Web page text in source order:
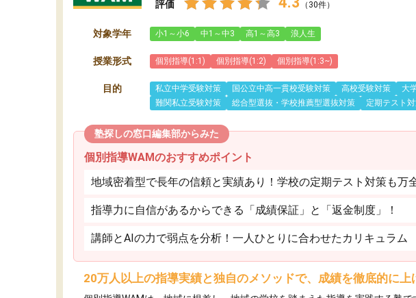
評価 （30件）
対象学年 小1～小6 中1～中3 高1～高3 浪人生
授業形式 個別指導(1:1) 個別指導(1:2) 個別指導(1:3~)
目的 私立中学受験対策 国公立中高一貫校受験対策 高校受験対策 大
難関私立受験対策
総合型選抜・学校推薦型選抜対策 定期テスト
塾探しの窓口編集部からみた
個別指導WAMのおすすめポイント
地域密着型で長年の信頼と実績あり！学校の定期テスト対策も万
指導力に自信があるからできる「成績保証」と「返金制度」！
講師とAIの力で弱点を分析！一人ひとりに合わせたカリキュラム
20万人以上の指導実績と独自のメソッドで、成績を徹底的に上